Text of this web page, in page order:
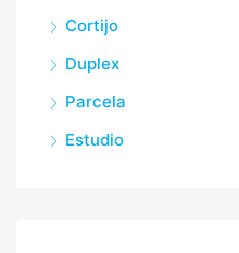
Cortijo
Duplex
Parcela
Estudio